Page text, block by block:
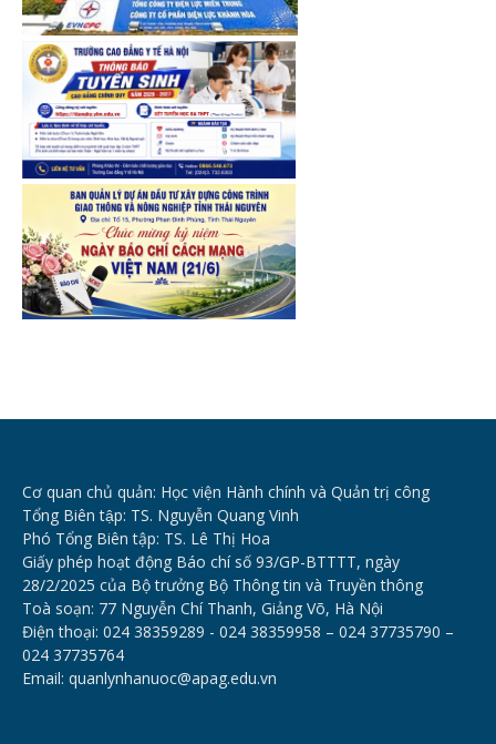
Cơ quan chủ quản: Học viện Hành chính và Quản trị công
Tổng Biên tập: TS. Nguyễn Quang Vinh
Phó Tổng Biên tập: TS. Lê Thị Hoa
Giấy phép hoạt động Báo chí số 93/GP-BTTTT, ngày
28/2/2025 của Bộ trưởng Bộ Thông tin và Truyền thông
Toà soạn: 77 Nguyễn Chí Thanh, Giảng Võ, Hà Nội
Điện thoại: 024 38359289 - 024 38359958 – 024 37735790 –
024 37735764
Email: quanlynhanuoc@apag.edu.vn